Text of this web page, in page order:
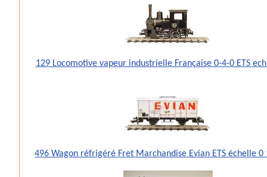
129 Locomotive vapeur industrielle Française 0-4-0 ETS
496 Wagon réfrigéré Fret Marchandise Evian ETS échelle 0